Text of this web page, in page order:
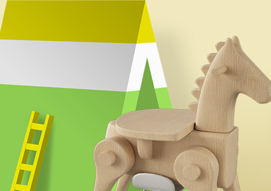
가족친화 복합커뮤니티 공간입니다.